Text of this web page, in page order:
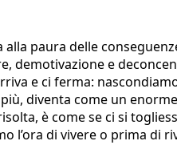
alla paura delle
demotivazione e
e ci ferma:
più, diventa come un
è come se ci si
l’ora di vivere o prima di